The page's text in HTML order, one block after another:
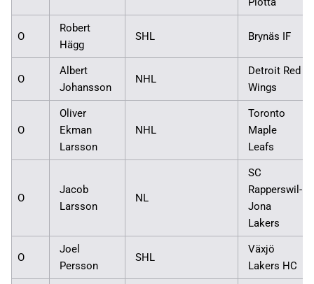
O
Robert
Hägg
SHL Brynäs IF
O
Albert
Johansson
NHL
Detroit Red
Wings
O
Oliver
Ekman
Larsson
NHL
Toronto
Maple
Leafs
O
Jacob
Larsson
NL
SC
Rapperswil-
Jona
Lakers
O
Joel
Persson
SHL
Växjö
Lakers HC